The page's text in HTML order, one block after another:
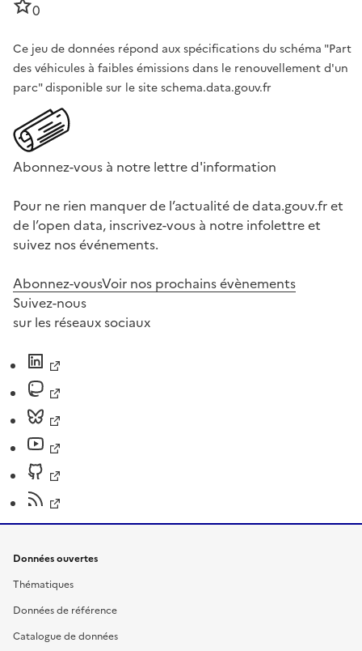
0
Ce jeu de données répond aux spécifications du schéma "Part
des véhicules à faibles émissions dans le renouvellement d'un
parc" disponible sur le site schema.data.gouv.fr
Abonnez-vous à notre lettre d'information
Pour ne rien manquer de l’actualité de data.gouv.fr et
de l’open data, inscrivez-vous à notre infolettre et
suivez nos événements.
Abonnez-vousVoir nos prochains évènements
Suivez-nous
sur les réseaux sociaux
Données ouvertes
Thématiques
Données de référence
Catalogue de données